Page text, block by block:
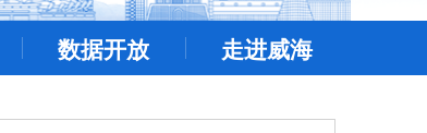
数据开放 走进威海